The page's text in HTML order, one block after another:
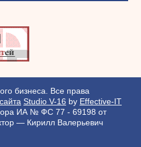
бизнеса. Все права
Studio V-16 by Effective-IT
ИА № ФС 77 - 69198 от